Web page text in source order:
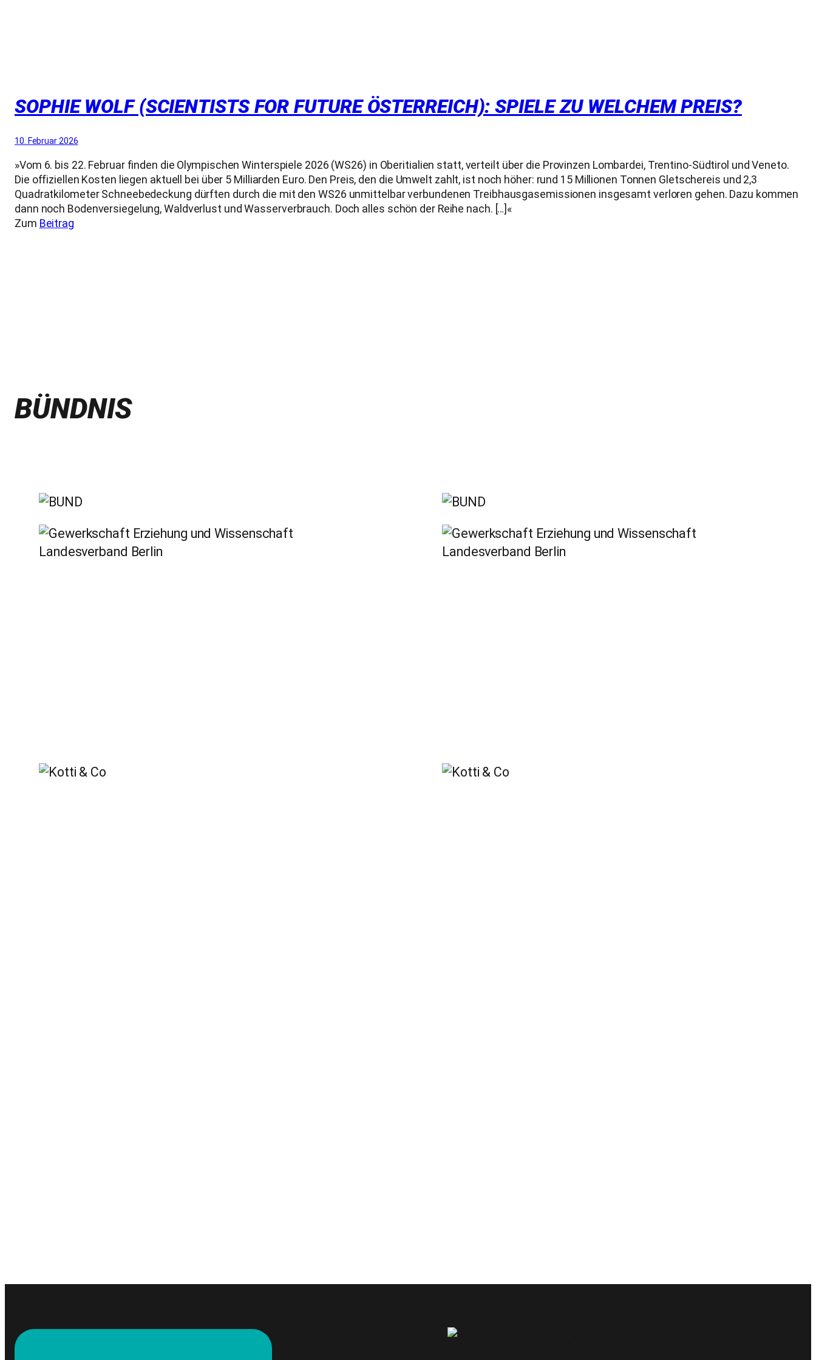
SOPHIE WOLF (SCIENTISTS FOR FUTURE ÖSTERREICH): SPIELE ZU WELCHEM PREIS?
10. Februar 2026
»Vom 6. bis 22. Februar finden die Olympischen Winterspiele 2026 (WS26) in Oberitialien statt, verteilt über die Provinzen Lombardei, Trentino-Südtirol und Veneto.
Die offiziellen Kosten liegen aktuell bei über 5 Milliarden Euro. Den Preis, den die Umwelt zahlt, ist noch höher: rund 15 Millionen Tonnen Gletschereis und 2,3
Quadratkilometer Schneebedeckung dürften durch die mit den WS26 unmittelbar verbundenen Treibhausgasemissionen insgesamt verloren gehen. Dazu kommen
dann noch Bodenversiegelung, Waldverlust und Wasserverbrauch. Doch alles schön der Reihe nach. […]«
Zum Beitrag
BÜNDNIS